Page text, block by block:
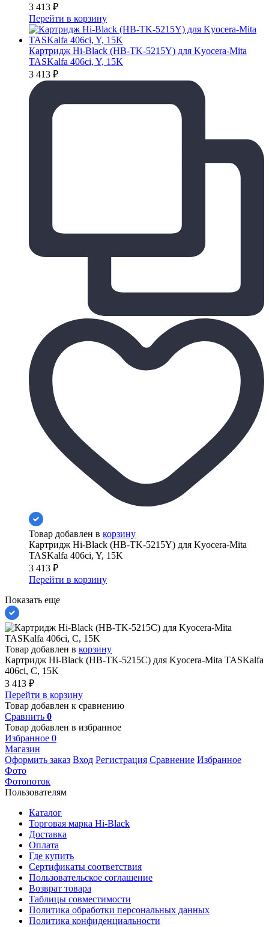
3 413 ₽
Перейти в корзину
Картридж Hi-Black (HB-TK-5215Y) для Kyocera-Mita
TASKalfa 406ci, Y, 15K
3 413 ₽
Товар добавлен в корзину
Картридж Hi-Black (HB-TK-5215Y) для Kyocera-Mita
TASKalfa 406ci, Y, 15K
3 413 ₽
Перейти в корзину
Показать еще
Товар добавлен в корзину
Картридж Hi-Black (HB-TK-5215C) для Kyocera-Mita TASKalfa
406ci, C, 15K
3 413 ₽
Перейти в корзину
Товар добавлен к сравнению
Сравнить 0
Товар добавлен в избранное
Избранное 0
Магазин
Оформить заказ Вход Регистрация Сравнение Избранное
Фото
Фотопоток
Пользователям
Каталог
Торговая марка Hi-Black
Доставка
Оплата
Где купить
Сертификаты соответствия
Пользовательское соглашение
Возврат товара
Таблицы совместимости
Политика обработки персональных данных
Политика конфиденциальности